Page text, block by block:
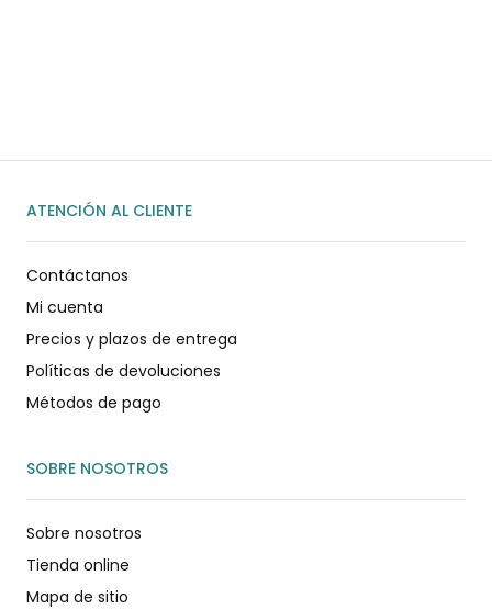
ATENCIÓN AL CLIENTE
Contáctanos
Mi cuenta
Precios y plazos de entrega
Políticas de devoluciones
Métodos de pago
SOBRE NOSOTROS
Sobre nosotros
Tienda online
Mapa de sitio